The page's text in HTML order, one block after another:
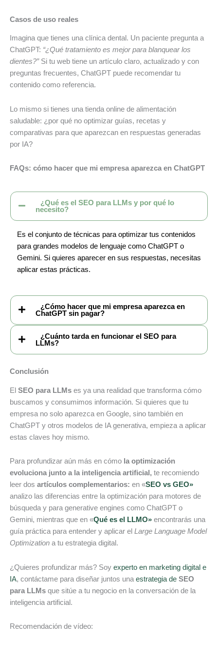
Casos de uso reales
Imagina que tienes una clínica dental. Un paciente pregunta a
ChatGPT: “¿Qué tratamiento es mejor para blanquear los
dientes?”Si tu web tiene un artículo claro, actualizado y con
preguntas frecuentes, ChatGPT puede recomendar tu
contenido como referencia.
Lo mismo si tienes una tienda online de alimentación
saludable: ¿por qué no optimizar guías, recetas y
comparativas para que aparezcan en respuestas generadas
por IA?
FAQs: cómo hacer que mi empresa aparezca en ChatGPT
¿Qué es el SEO para LLMs y por qué lo
necesito?
Es el conjunto de técnicas para optimizar tus contenidos
para grandes modelos de lenguaje como ChatGPT o
Gemini. Si quieres aparecer en sus respuestas, necesitas
aplicar estas prácticas.
¿Cómo hacer que mi empresa aparezca en
ChatGPT sin pagar?
¿Cuánto tarda en funcionar el SEO para
LLMs?
Conclusión
El SEO para LLMs es ya una realidad que transforma cómo
buscamos y consumimos información. Si quieres que tu
empresa no solo aparezca en Google, sino también en
ChatGPT y otros modelos de IA generativa, empieza a aplicar
estas claves hoy mismo.
Para profundizar aún más en cómo la optimización
evoluciona junto a la inteligencia artificial, te recomiendo
leer dos artículos complementarios: en «SEO vs GEO»
analizo las diferencias entre la optimización para motores de
búsqueda y para generative engines como ChatGPT o
Gemini, mientras que en «Qué es el LLMO» encontrarás una
guía práctica para entender y aplicar el Large Language Model
Optimization a tu estrategia digital.
¿Quieres profundizar más? Soy experto en marketing digital e
IA, contáctame para diseñar juntos una estrategia de SEO
para LLMs que sitúe a tu negocio en la conversación de la
inteligencia artificial.
Recomendación de vídeo: